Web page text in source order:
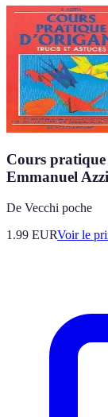
Cours
Emmanuel
De Vecchi poche
1.99 EURVoir le